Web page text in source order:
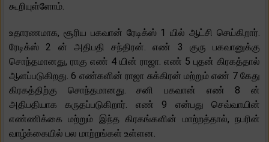
கூறியுள்ளோம்.
உதாரணமாக, சூரிய பகவான் ரேடிக்ஸ் 1 யில் ஆட்சி செய்கிறார்.
ரேடிக்ஸ் 2 ன் அதிபதி சந்திரன். எண் 3 குரு பகவானுக்கு
சொந்தமானது, ராகு எண் 4 யின் ராஜா. எண் 5 புதன் கிரகத்தால்
ஆளப்படுகிறது. 6 எண்களின் ராஜா சுக்கிரன் மற்றும் எண் 7 கேது
கிரகத்திற்கு சொந்தமானது. சனி பகவான் எண் 8 ன்
அதிபதியாக கருதப்படுகிறார். எண் 9 என்பது செவ்வாயின்
எண்ணிக்கை மற்றும் இந்த கிரகங்களின் மாற்றத்தால், நபரின்
வாழ்க்கையில் பல மாற்றங்கள் உள்ளன.